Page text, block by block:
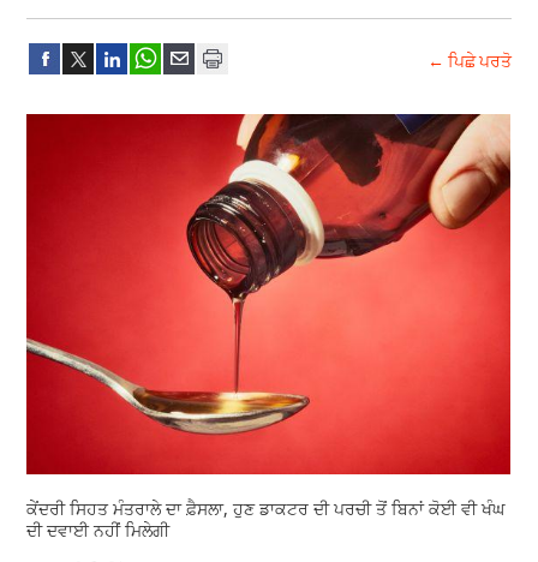
← ਪਿਛੇ ਪਰਤੋ
ਕੇਂਦਰੀ ਸਿਹਤ ਮੰਤਰਾਲੇ ਦਾ ਫ਼ੈਸਲਾ, ਹੁਣ ਡਾਕਟਰ ਦੀ ਪਰਚੀ ਤੋਂ ਬਿਨਾਂ ਕੋਈ ਵੀ ਖੰਘ
ਦੀ ਦਵਾਈ ਨਹੀਂ ਮਿਲੇਗੀ